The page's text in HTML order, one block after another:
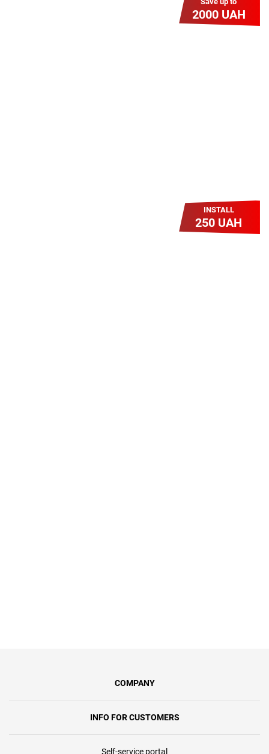
2000 UAH
INSTALL
250 UAH
COMPANY
INFO FOR CUSTOMERS
Self-service portal